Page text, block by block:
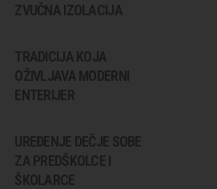
ZVUČNA IZOLACIJA
TRADICIJA KOJA
OŽIVLJAVA MODERNI
ENTERIJER
UREĐENJE DEČJE SOBE
ZA PREDŠKOLCE I
ŠKOLARCE